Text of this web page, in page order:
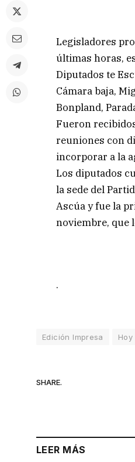
Legisladores
últimas horas,
Diputados te
Cámara baja,
Bonpland,
Fueron
reuniones con
incorporar a la
Los diputados
la sede del
Ascúa y fue la
noviembre, que
.
Edición Impresa Hoy
SHARE.
LEER MÁS